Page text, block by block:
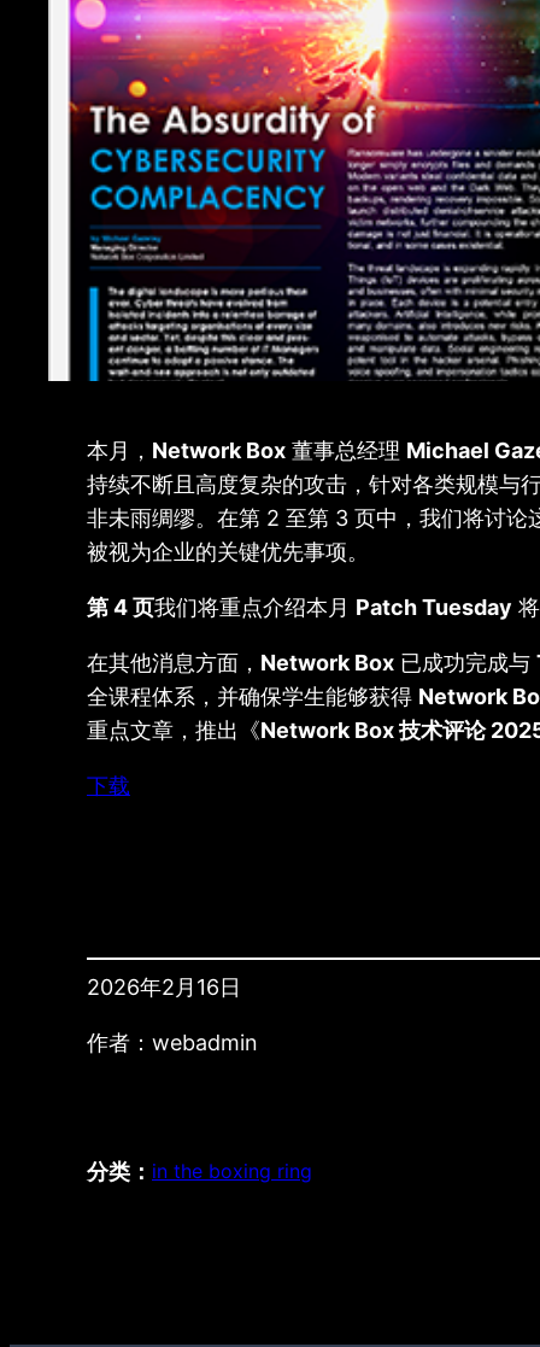
本月， Network Box 董事总经理 Michael
持续不断且高度复杂的攻击，针对各类规模与
非未雨绸缪。在第 2 至第 3 页中，我们将讨
被视为企业的关键优先事项。
第 4 页我们将重点介绍本月 Patch Tuesday
在其他消息方面， Network Box 已成功完成与
全课程体系，并确保学生能够获得 Network
重点文章，推出《Network Box 技术评论
下载
2026年2月16日
作者： webadmin
分类： in the boxing ring